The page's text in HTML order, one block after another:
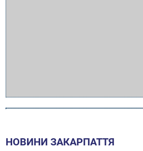
НОВИНИ ЗАКАРПАТТЯ